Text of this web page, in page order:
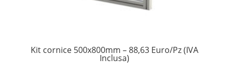
Kit cornice 500x800mm – 88,63 Euro/Pz (IVA
Inclusa)